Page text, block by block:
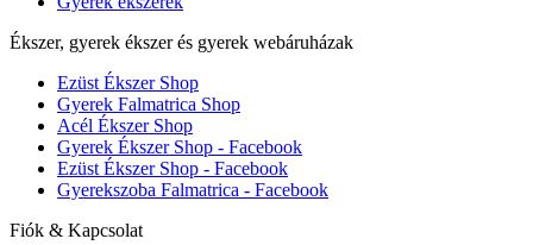
Ékszer, gyerek ékszer és gyerek webáruházak
Ezüst Ékszer Shop
Gyerek Falmatrica Shop
Acél Ékszer Shop
Gyerek Ékszer Shop - Facebook
Ezüst Ékszer Shop - Facebook
Gyerekszoba Falmatrica - Facebook
Fiók & Kapcsolat